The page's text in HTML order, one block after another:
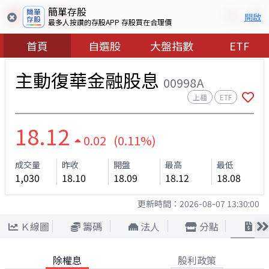
簡單存股
最多人按讚的存股APP 存股買在合理價 開啟
首頁 自選股 大盤指數 ETF
主動復華金融股息 00998A
上櫃 ETF
18.12 0.02 (0.11%)
成交量
1,030
昨收
18.10
開盤
18.09
最高
18.12
最低
18.08
更新時間： 2026-08-07 13:30:00
Ｋ線圖 籌碼 法人 分點 股
除權息 股利政策